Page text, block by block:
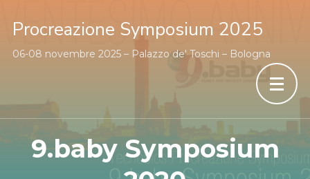
Procreazione Symposium 2025
06-08 novembre 2025 – Palazzo de' Toschi – Bologna
9.baby Symposium